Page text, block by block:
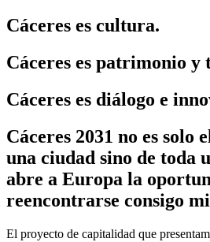
Cáceres es cultura.
Cáceres es patrimonio y
Cáceres es diálogo e
Cáceres 2031 no es solo
una ciudad sino de toda
abre a Europa la
reencontrarse consigo
El proyecto de capitalidad que